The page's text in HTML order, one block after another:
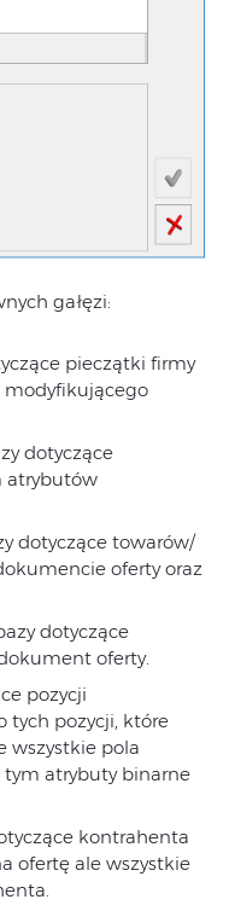
gałęzi:
pieczątki firmy
modyfikującego
dotyczące
atrybutów
dotyczące towarów/
oferty oraz
dotyczące
oferty.
pozycji
tych pozycji, które
wszystkie pola
atrybuty binarne
kontrahenta
ofertę ale wszystkie